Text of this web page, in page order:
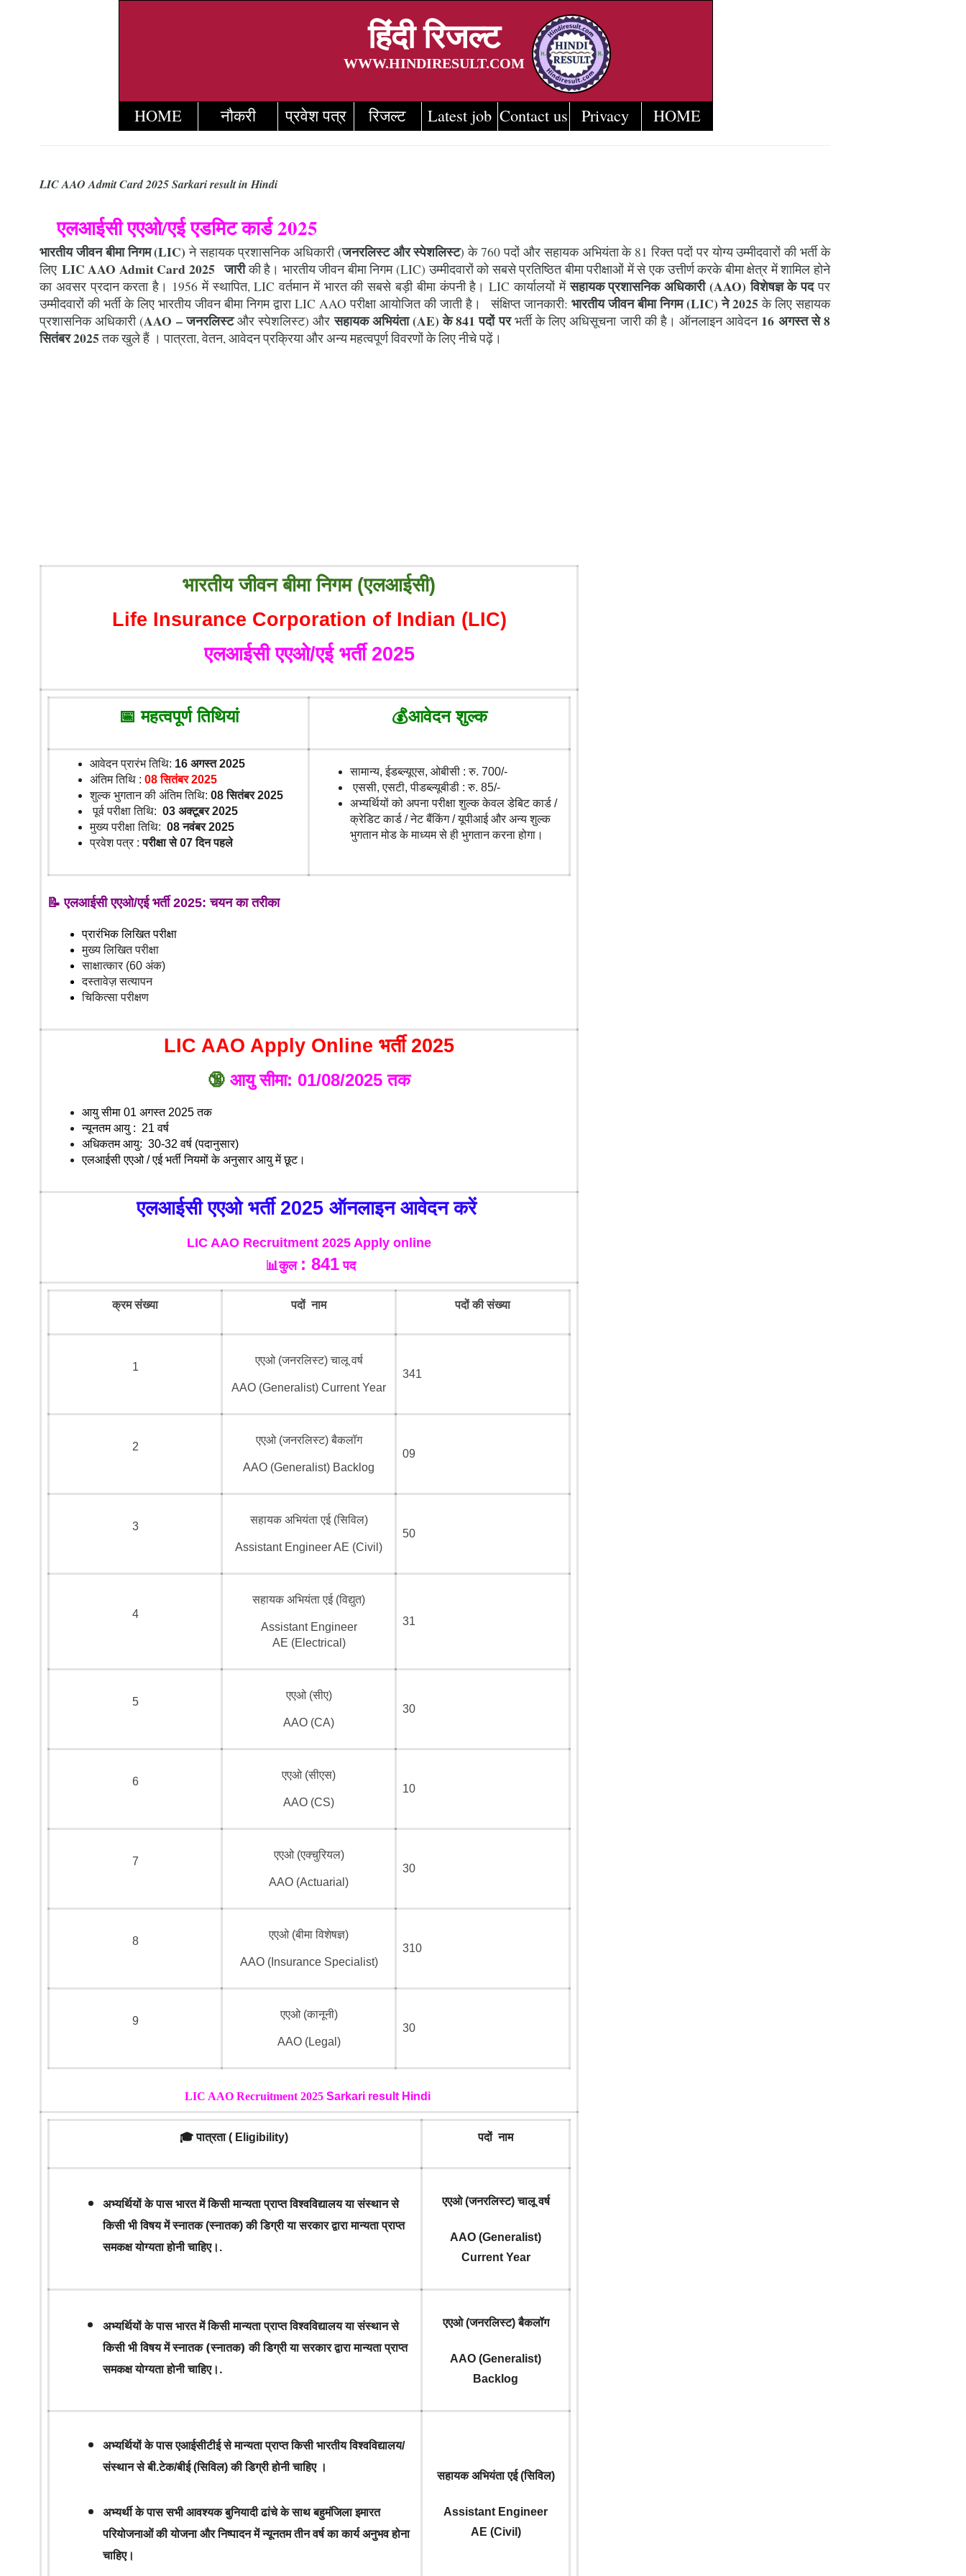
हिंदीरिजल्ट
WWW.HINDIRESULT.COM
HOME नौकरी प्रवेश पत्र रिजल्ट Latest job Contact us
Privacy
HOME
LIC AAO Admit Card 2025 Sarkari result in Hindi
एलआईसी एएओ/एई एडमिट कार्ड 2025
भारतीय जीवन बीमा निगम (LIC)ने सहायक प्रशासनिक अधिकारी (जनरलिस्ट और स्पेशलिस्ट) के 760 पदों और सहायक अभियंता के 81 रिक्त पदों पर योग्य उम्मीदवारों की भर्ती के
लिए LIC AAO Admit Card 2025 जारीकी है। भारतीय जीवन बीमा निगम (LIC) उम्मीदवारों को सबसे प्रतिष्ठित बीमा परीक्षाओं में से एक उत्तीर्ण करके बीमा क्षेत्र में शामिल होने
का अवसर प्रदान करता है। 1956 में स्थापित, LIC वर्तमान में भारत की सबसे बड़ी बीमा कंपनी है। LIC कार्यालयों मेंसहायक प्रशासनिक अधिकारी (AAO) विशेषज्ञ के पदपर
उम्मीदवारों की भर्ती के लिए भारतीय जीवन बीमा निगम द्वारा LIC AAO परीक्षा आयोजित की जाती है। संक्षिप्त जानकारी: भारतीय जीवन बीमा निगम (LIC) ने 2025 के लिए सहायक
प्रशासनिक अधिकारी (AAO – जनरलिस्टऔर स्पेशलिस्ट) औरसहायक अभियंता (AE) के 841 पदों परभर्ती के लिए अधिसूचना जारी की है। ऑनलाइन आवेदन16 अगस्त से 8
सितंबर 2025तक खुले हैं । पात्रता, वेतन, आवेदन प्रक्रिया और अन्य महत्वपूर्ण विवरणों के लिए नीचे पढ़ें।
भारतीय जीवन बीमा निगम (एलआईसी)
Life Insurance Corporation of Indian (LIC)
एलआईसी एएओ/एई भर्ती 2025
📅 महत्वपूर्ण तिथियां 💰आवेदन शुल्क
आवेदन प्रारंभ तिथि: 16 अगस्त 2025
अंतिम तिथि : 08 सितंबर 2025
शुल्क भुगतान की अंतिम तिथि: 08 सितंबर 2025
पूर्व परीक्षा तिथि: 03 अक्टूबर 2025
मुख्य परीक्षा तिथि: 08 नवंबर 2025
प्रवेश पत्र :परीक्षा से 07 दिन पहले
सामान्य, ईडब्ल्यूएस, ओबीसी : रु. 700/-
एससी, एसटी, पीडब्ल्यूबीडी : रु. 85/-
अभ्यर्थियों को अपना परीक्षा शुल्क केवल डेबिट कार्ड /
क्रेडिट कार्ड / नेट बैंकिंग / यूपीआई और अन्य शुल्क
भुगतान मोड के माध्यम से ही भुगतान करना होगा।
📝एलआईसी एएओ/एई भर्ती 2025: चयन का तरीका
प्रारंभिक लिखित परीक्षा
मुख्य लिखित परीक्षा
साक्षात्कार (60 अंक)
दस्तावेज़ सत्यापन
चिकित्सा परीक्षण
LIC AAO Apply Online भर्ती 2025
🔞 आयु सीमा: 01/08/2025 तक
आयु सीमा 01 अगस्त 2025 तक
न्यूनतम आयु : 21 वर्ष
अधिकतम आयु: 30-32 वर्ष (पदानुसार)
एलआईसी एएओ / एई भर्ती नियमों के अनुसार आयु में छूट।
एलआईसी एएओ भर्ती 2025 ऑनलाइन आवेदन करें
LIC AAO Recruitment 2025 Apply online
📊कुल : 841 पद
क्रम संख्या पदों नाम पदों की संख्या
1
एएओ (जनरलिस्ट) चालू वर्ष
AAO (Generalist) Current Year
341
2
एएओ (जनरलिस्ट) बैकलॉग
AAO (Generalist) Backlog
09
3
सहायक अभियंता एई (सिविल)
Assistant Engineer AE (Civil)
50
4
सहायक अभियंता एई (विद्युत)
Assistant Engineer
AE (Electrical)
31
5
एएओ (सीए)
AAO (CA)
30
6
एएओ (सीएस)
AAO (CS)
10
7
एएओ (एक्चुरियल)
AAO (Actuarial)
30
8
एएओ (बीमा विशेषज्ञ)
AAO (Insurance Specialist)
310
9
एएओ (कानूनी)
AAO (Legal)
30
LIC AAO Recruitment 2025 Sarkari result Hindi
🎓 पात्रता (Eligibility) पदों नाम
अभ्यर्थियों के पास भारत में किसी मान्यता प्राप्त विश्वविद्यालय या संस्थान से
किसी भी विषय में स्नातक (स्नातक) की डिग्री या सरकार द्वारा मान्यता प्राप्त
समकक्ष योग्यता होनी चाहिए।.
एएओ (जनरलिस्ट) चालू वर्ष
AAO (Generalist)
Current Year
अभ्यर्थियों के पास भारत में किसी मान्यता प्राप्त विश्वविद्यालय या संस्थान से
किसी भी विषय में स्नातक (स्नातक) की डिग्री या सरकार द्वारा मान्यता प्राप्त
समकक्ष योग्यता होनी चाहिए। .
एएओ (जनरलिस्ट) बैकलॉग
AAO (Generalist)
Backlog
अभ्यर्थियों के पास एआईसीटीई से मान्यता प्राप्त किसी भारतीय विश्वविद्यालय/
संस्थान से बी.टेक/बीई (सिविल) की डिग्री होनी चाहिए ।
अभ्यर्थी के पास सभी आवश्यक बुनियादी ढांचे के साथ बहुमंजिला इमारत
परियोजनाओं की योजना और निष्पादन में न्यूनतम तीन वर्ष का कार्य अनुभव होना
चाहिए।
सहायक अभियंता एई (सिविल)
Assistant Engineer
AE (Civil)